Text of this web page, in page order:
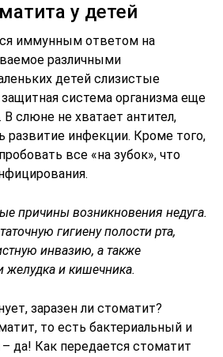
у детей
иммунным ответом на
различными
детей слизистые
система организма еще
слюне не хватает антител,
развитие инфекции. Кроме того,
все «на зубок», что
причины возникновения недуга.
гигиену полости рта,
инвазию, а также
желудка и кишечника.
заразен ли стоматит?
то есть бактериальный и
да! Как передается стоматит